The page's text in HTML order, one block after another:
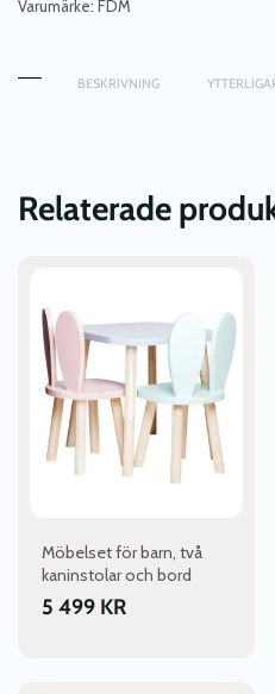
Varumärke: FDM
BESKRIVNING
Relaterade
Möbelset för barn, två
kaninstolar och bord
5 499 KR
produkten
flera
varianter.
olika
alternativen
produktsidan